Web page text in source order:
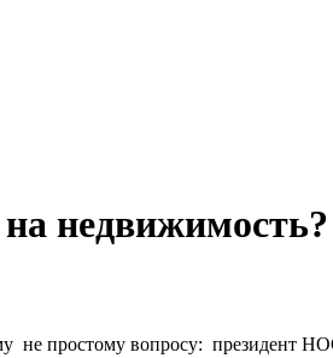
недвижимость?
не простому вопросу: президент